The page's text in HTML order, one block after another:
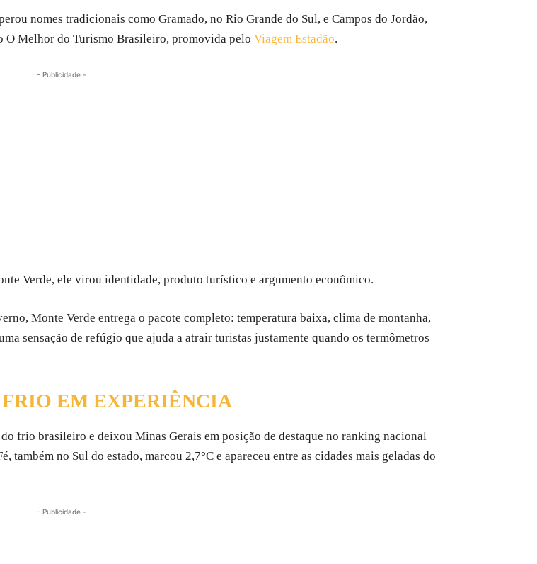
nomes tradicionais como Gramado, no Rio Grande do Sul, e Campos do Jordão,
O Melhor do Turismo Brasileiro, promovida pelo Viagem Estadão.
- Publicidade -
Verde, ele virou identidade, produto turístico e argumento econômico.
Monte Verde entrega o pacote completo: temperatura baixa, clima de montanha,
sensação de refúgio que ajuda a atrair turistas justamente quando os termômetros
EM EXPERIÊNCIA
frio brasileiro e deixou Minas Gerais em posição de destaque no ranking nacional
também no Sul do estado, marcou 2,7°C e apareceu entre as cidades mais geladas do
- Publicidade -